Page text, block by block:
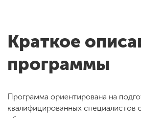
Краткое
программы
Программа ориентирована на
квалифицированных специалистов